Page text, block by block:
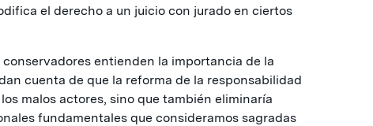
el derecho a un juicio con jurado en ciertos
conservadores entienden la importancia de la
cuenta de que la reforma de la responsabilidad
malos actores, sino que también eliminaría
fundamentales que consideramos sagradas